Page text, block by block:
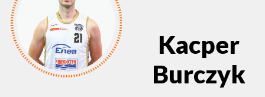
Kacper
Burczyk